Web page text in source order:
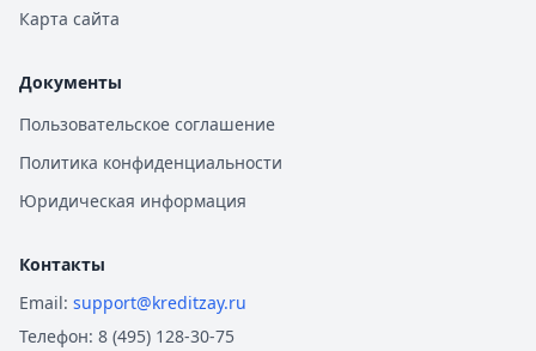
Карта сайта
Документы
Пользовательское соглашение
Политика конфиденциальности
Юридическая информация
Контакты
Email: support@kreditzay.ru
Телефон: 8 (495) 128-30-75